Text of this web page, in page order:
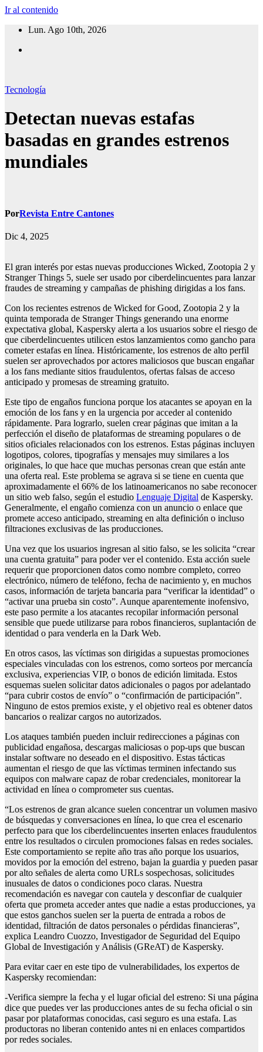
Ir al contenido
Lun. Ago 10th, 2026
Tecnología
Detectan nuevas estafas
basadas en grandes estrenos
mundiales
PorRevista Entre Cantones
Dic 4, 2025
El gran interés por estas nuevas producciones Wicked, Zootopia 2 y
Stranger Things 5, suele ser usado por ciberdelincuentes para lanzar
fraudes de streaming y campañas de phishing dirigidas a los fans.
Con los recientes estrenos de Wicked for Good, Zootopia 2 y la
quinta temporada de Stranger Things generando una enorme
expectativa global, Kaspersky alerta a los usuarios sobre el riesgo de
que ciberdelincuentes utilicen estos lanzamientos como gancho para
cometer estafas en línea. Históricamente, los estrenos de alto perfil
suelen ser aprovechados por actores maliciosos que buscan engañar
a los fans mediante sitios fraudulentos, ofertas falsas de acceso
anticipado y promesas de streaming gratuito.
Este tipo de engaños funciona porque los atacantes se apoyan en la
emoción de los fans y en la urgencia por acceder al contenido
rápidamente. Para lograrlo, suelen crear páginas que imitan a la
perfección el diseño de plataformas de streaming populares o de
sitios oficiales relacionados con los estrenos. Estas páginas incluyen
logotipos, colores, tipografías y mensajes muy similares a los
originales, lo que hace que muchas personas crean que están ante
una oferta real. Este problema se agrava si se tiene en cuenta que
aproximadamente el 66% de los latinoamericanos no sabe reconocer
un sitio web falso, según el estudio Lenguaje Digital de Kaspersky.
Generalmente, el engaño comienza con un anuncio o enlace que
promete acceso anticipado, streaming en alta definición o incluso
filtraciones exclusivas de las producciones.
Una vez que los usuarios ingresan al sitio falso, se les solicita “crear
una cuenta gratuita” para poder ver el contenido. Esta acción suele
requerir que proporcionen datos como nombre completo, correo
electrónico, número de teléfono, fecha de nacimiento y, en muchos
casos, información de tarjeta bancaria para “verificar la identidad” o
“activar una prueba sin costo”. Aunque aparentemente inofensivo,
este paso permite a los atacantes recopilar información personal
sensible que puede utilizarse para robos financieros, suplantación de
identidad o para venderla en la Dark Web.
En otros casos, las víctimas son dirigidas a supuestas promociones
especiales vinculadas con los estrenos, como sorteos por mercancía
exclusiva, experiencias VIP, o bonos de edición limitada. Estos
esquemas suelen solicitar datos adicionales o pagos por adelantado
“para cubrir costos de envío” o “confirmación de participación”.
Ninguno de estos premios existe, y el objetivo real es obtener datos
bancarios o realizar cargos no autorizados.
Los ataques también pueden incluir redirecciones a páginas con
publicidad engañosa, descargas maliciosas o pop-ups que buscan
instalar software no deseado en el dispositivo. Estas tácticas
aumentan el riesgo de que las víctimas terminen infectando sus
equipos con malware capaz de robar credenciales, monitorear la
actividad en línea o comprometer sus cuentas.
“Los estrenos de gran alcance suelen concentrar un volumen masivo
de búsquedas y conversaciones en línea, lo que crea el escenario
perfecto para que los ciberdelincuentes inserten enlaces fraudulentos
entre los resultados o circulen promociones falsas en redes sociales.
Este comportamiento se repite año tras año porque los usuarios,
movidos por la emoción del estreno, bajan la guardia y pueden pasar
por alto señales de alerta como URLs sospechosas, solicitudes
inusuales de datos o condiciones poco claras. Nuestra
recomendación es navegar con cautela y desconfiar de cualquier
oferta que prometa acceder antes que nadie a estas producciones, ya
que estos ganchos suelen ser la puerta de entrada a robos de
identidad, filtración de datos personales o pérdidas financieras”,
explica Leandro Cuozzo, Investigador de Seguridad del Equipo
Global de Investigación y Análisis (GReAT) de Kaspersky.
Para evitar caer en este tipo de vulnerabilidades, los expertos de
Kaspersky recomiendan:
-Verifica siempre la fecha y el lugar oficial del estreno: Si una página
dice que puedes ver las producciones antes de su fecha oficial o sin
pasar por plataformas conocidas, casi seguro es una estafa. Las
productoras no liberan contenido antes ni en enlaces compartidos
por redes sociales.